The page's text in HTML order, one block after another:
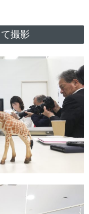
撮影